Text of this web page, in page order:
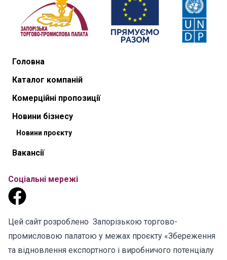
Головна
Каталог компаній
Комерційні пропозиції
Новини бізнесу
Новини проєкту
Вакансії
Соціальні мережі
Цей сайт розроблено Запорізькою торгово-
промисловою палатою у межах проєкту «Збереження
та відновлення експортного і виробничого потенціалу